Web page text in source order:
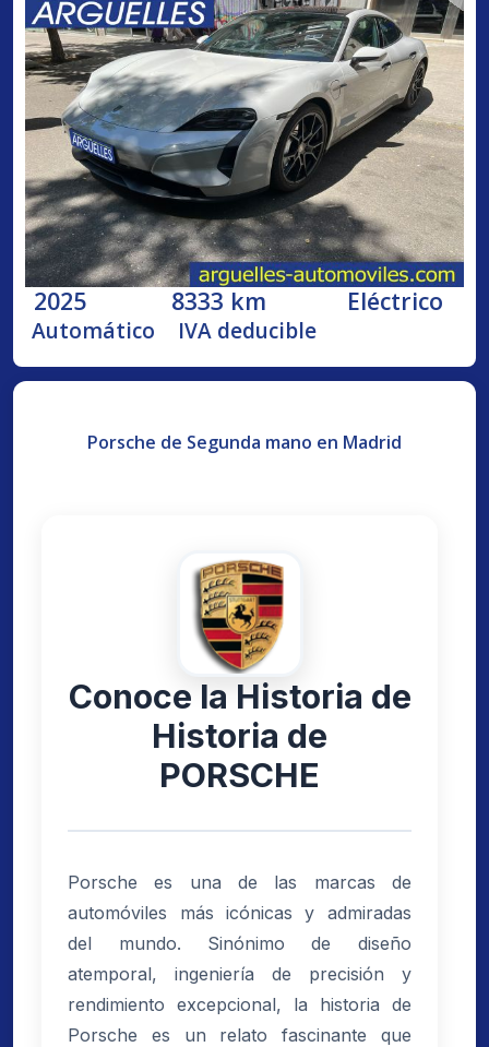
2025 8333 km Eléctrico
Automático IVA deducible
Porsche de Segunda mano en Madrid
Conoce la Historia de
Historia de
PORSCHE
Porsche es una de las marcas de
automóviles más icónicas y admiradas
del mundo. Sinónimo de diseño
atemporal, ingeniería de precisión y
rendimiento excepcional, la historia de
Porsche es un relato fascinante que